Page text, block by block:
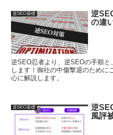
逆SEO基礎
逆
の違
逆SEO忍者より、逆SEOの手順
します！御社の中傷撃退のために
心に解説します。
逆SEO基礎
逆
風評